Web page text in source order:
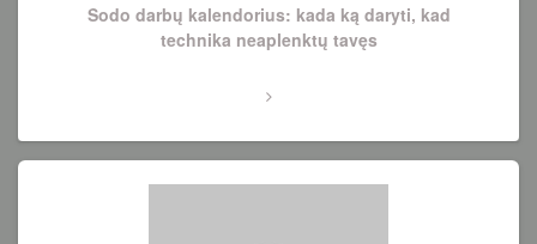
NextSodo darbų kalendorius: kada ką daryti, kad
technika neaplenktų tavęs